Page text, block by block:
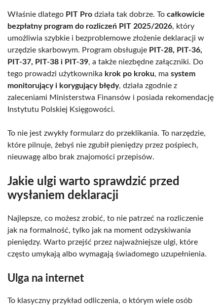
Właśnie dlatego PIT Pro działa tak dobrze. To całkowicie
bezpłatny program do rozliczeń PIT 2025/2026, który
umożliwia szybkie i bezproblemowe złożenie deklaracji w
urzędzie skarbowym. Program obsługuje PIT-28, PIT-36,
PIT-37, PIT-38 i PIT-39, a także niezbędne załączniki. Do
tego prowadzi użytkownika krok po kroku, ma system
monitorujący i korygujący błędy, działa zgodnie z
zaleceniami Ministerstwa Finansów i posiada rekomendację
Instytutu Polskiej Księgowości.
To nie jest zwykły formularz do przeklikania. To narzędzie,
które pilnuje, żebyś nie zgubił pieniędzy przez pośpiech,
nieuwagę albo brak znajomości przepisów.
Jakie ulgi warto sprawdzić przed
wysłaniem deklaracji
Najlepsze, co możesz zrobić, to nie patrzeć na rozliczenie
jak na formalność, tylko jak na moment odzyskiwania
pieniędzy. Warto przejść przez najważniejsze ulgi, które
często umykają albo wymagają świadomego uzupełnienia.
Ulga na internet
To klasyczny przykład odliczenia, o którym wiele osób